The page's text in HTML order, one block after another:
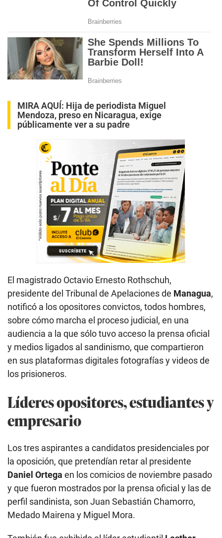
MIRA AQUÍ: Hija de periodista Miguel
Mendoza, preso en Nicaragua, exige
públicamente ver a su padre
El magistrado Octavio Ernesto Rothschuh,
presidente del Tribunal de Apelaciones de Managua,
notificó a los opositores convictos, todos hombres,
sobre cómo marcha el proceso judicial, en una
audiencia a la que sólo tuvo acceso la prensa oficial
y medios ligados al sandinismo, que compartieron
en sus plataformas digitales fotografías y videos de
los prisioneros.
Líderes opositores, estudiantes y
empresario
Los tres aspirantes a candidatos presidenciales por
la oposición, que pretendían retar al presidente
Daniel Ortega en los comicios de noviembre pasado
y que fueron mostrados por la prensa oficial y las de
perfil sandinista, son Juan Sebastián Chamorro,
Medado Mairena y Miguel Mora.